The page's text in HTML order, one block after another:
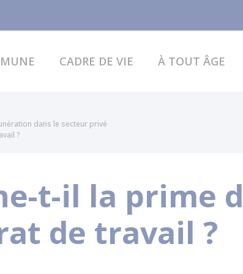
CADRE DE VIE À TOUT ÂGE
dans le secteur privé
?
t-il la prime
de travail ?